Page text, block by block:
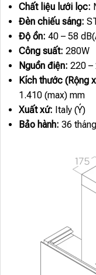
Chất liệu lưới lọc:
Đèn chiếu sáng:
Độ ồn: 40 – 58
Công suất: 280W
Nguồn điện: 220 –
Kích thước (Rộng
1.410 (max) mm
Xuất xứ: Italy (Ý)
Bảo hành: 36 tháng